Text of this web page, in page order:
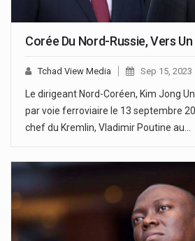
Corée Du Nord-Russie, Vers
Tchad View Media Sep 15, 2023
Le dirigeant Nord-Coréen, Kim Jong
par voie ferroviaire le 13 septembre
chef du Kremlin, Vladimir Poutine au…